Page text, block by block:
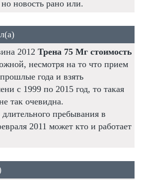
новость рано или.
2012 Трена 75 Мг стоимость
несмотря на то что прием
года и взять
с 1999 по 2015 год, то такая
так очевидна.
пребывания в
2011 может кто и работает